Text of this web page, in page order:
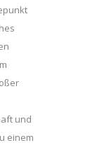
und
einem